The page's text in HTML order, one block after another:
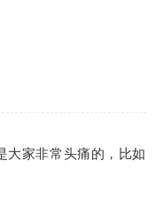
大家非常头痛的，比如